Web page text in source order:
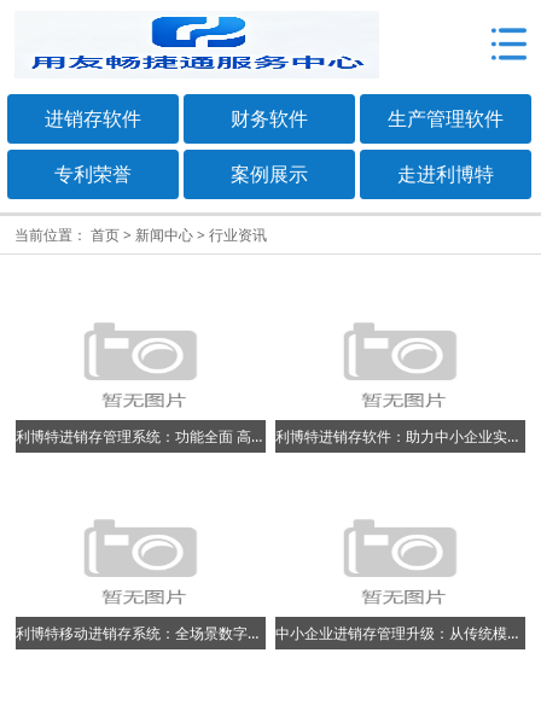
进销存软件 财务软件 生产管理软件
专利荣誉 案例展示 走进利博特
当前位置： 首页> 新闻中心> 行业资讯
利博特进销存管理系统：功能全面 高性价比的企业管理好帮手 利博特进销存软件：助力中小企业实现精准库存与财务管理​
利博特移动进销存系统：全场景数字化管理新体验 中小企业进销存管理升级：从传统模式到数字化转型​